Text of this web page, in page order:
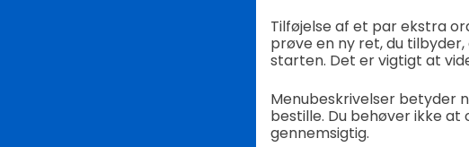
Tilføjelse af et par ekstra
prøve en ny ret, du
starten. Det er vigtigt at
Menubeskrivelser betyder
bestille. Du behøver ikke
gennemsigtig.